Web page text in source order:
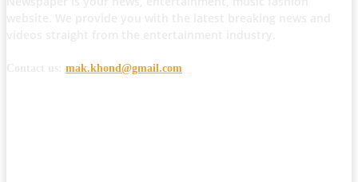
mak.khond@gmail.com